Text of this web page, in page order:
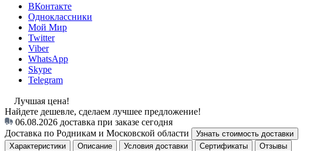
ВКонтакте
Одноклассники
Мой Мир
Twitter
Viber
WhatsApp
Skype
Telegram
Лучшая цена!
Найдете дешевле, сделаем лучшее предложение!
06.08.2026 доставка при заказе сегодня
Доставка по Родникам и Московской области
Узнать стоимость доставки
Характеристики
Описание Условия доставки Сертификаты Отзывы